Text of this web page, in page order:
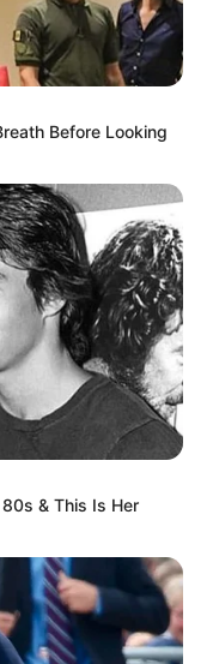
Before Looking
& This Is Her